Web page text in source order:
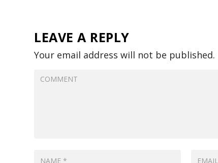
LEAVE A REPLY
Your email address will not be published.